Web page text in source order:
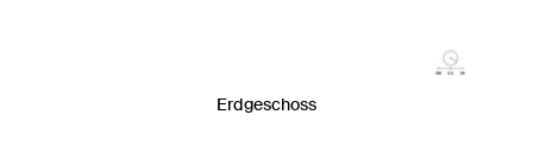
Erdgeschoss